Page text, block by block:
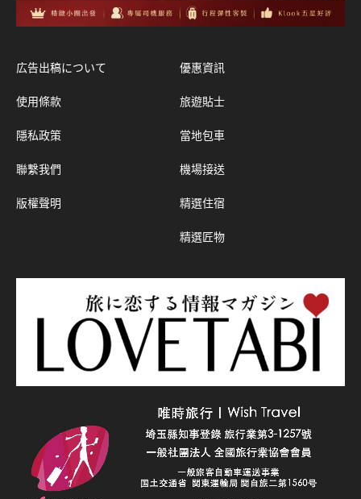
広告出稿について
使用條款
隱私政策
聯繫我們
版權聲明
優惠資訊
旅遊貼士
當地包車
機場接送
精選住宿
精選匠物